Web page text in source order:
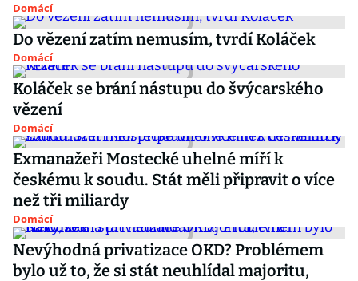
Domácí
Do vězení zatím nemusím, tvrdí Koláček
Domácí
Koláček se brání nástupu do švýcarského
vězení
Domácí
Exmanažeři Mostecké uhelné míří k
českému k soudu. Stát měli připravit o více
než tři miliardy
Domácí
Nevýhodná privatizace OKD? Problémem
bylo už to, že si stát neuhlídal majoritu,